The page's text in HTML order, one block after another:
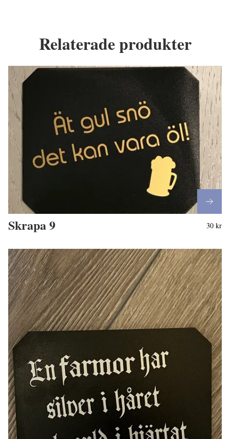
Relaterade produkter
Skrapa 9 30 kr